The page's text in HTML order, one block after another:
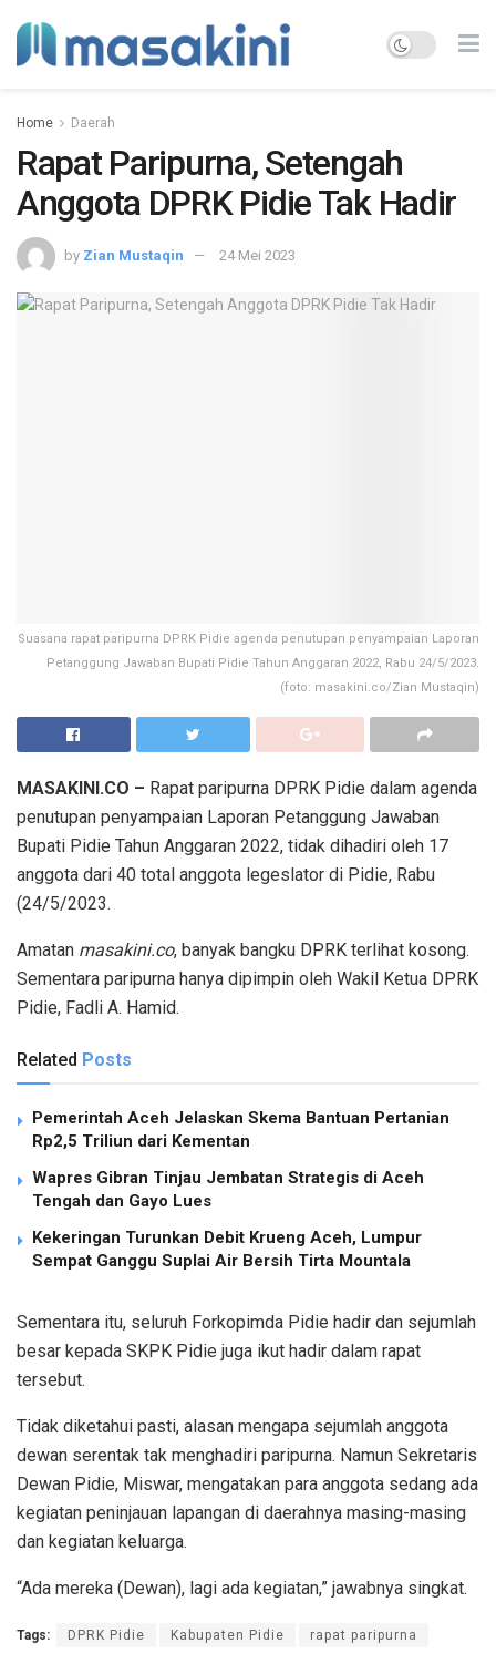
Home Daerah
Rapat Paripurna, Setengah
Anggota DPRK Pidie Tak Hadir
by Zian Mustaqin 24 Mei 2023
Suasana rapat paripurna DPRK Pidie agenda penutupan penyampaian Laporan
Petanggung Jawaban Bupati Pidie Tahun Anggaran 2022, Rabu 24/5/2023.
(foto: masakini.co/Zian Mustaqin)
MASAKINI.CO – Rapat paripurna DPRK Pidie dalam agenda
penutupan penyampaian Laporan Petanggung Jawaban
Bupati Pidie Tahun Anggaran 2022, tidak dihadiri oleh 17
anggota dari 40 total anggota legeslator di Pidie, Rabu
(24/5/2023.
Amatan masakini.co, banyak bangku DPRK terlihat kosong.
Sementara paripurna hanya dipimpin oleh Wakil Ketua DPRK
Pidie, Fadli A. Hamid.
Related Posts
Pemerintah Aceh Jelaskan Skema Bantuan Pertanian
Rp2,5 Triliun dari Kementan
Wapres Gibran Tinjau Jembatan Strategis di Aceh
Tengah dan Gayo Lues
Kekeringan Turunkan Debit Krueng Aceh, Lumpur
Sempat Ganggu Suplai Air Bersih Tirta Mountala
Sementara itu, seluruh Forkopimda Pidie hadir dan sejumlah
besar kepada SKPK Pidie juga ikut hadir dalam rapat
tersebut.
Tidak diketahui pasti, alasan mengapa sejumlah anggota
dewan serentak tak menghadiri paripurna. Namun Sekretaris
Dewan Pidie, Miswar, mengatakan para anggota sedang ada
kegiatan peninjauan lapangan di daerahnya masing-masing
dan kegiatan keluarga.
“Ada mereka (Dewan), lagi ada kegiatan,” jawabnya singkat.
Tags: DPRK Pidie Kabupaten Pidie rapat paripurna